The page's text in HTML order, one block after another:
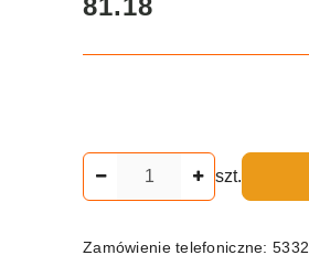
81.18
szt.
Zamówienie telefoniczne: